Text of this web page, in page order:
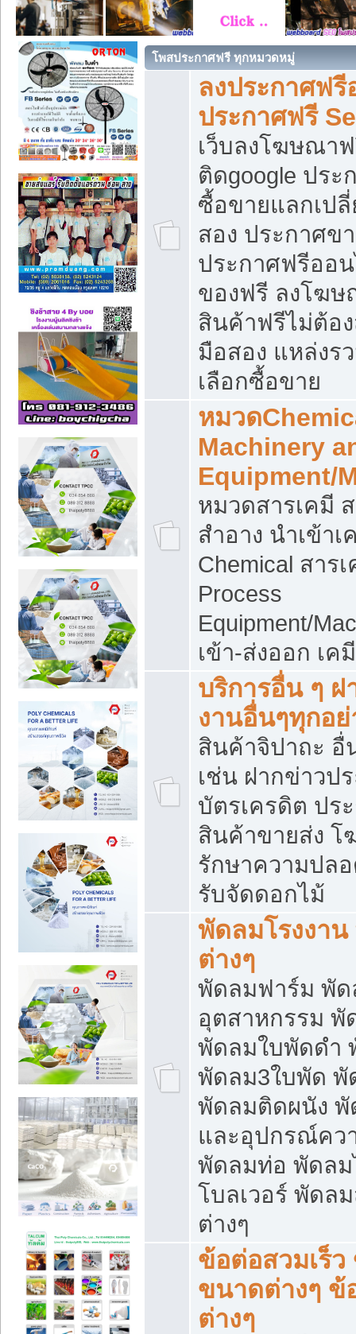
โพสประกาศฟรี ทุกหมวดหมู่
ลงประกาศฟ
ประกาศฟรี
เว็บลงโฆษณา
ติดgoogle ปร
ซื้อขายแลกเป
สอง ประกาศข
ประกาศฟรีออ
ของฟรี ลงโฆ
สินค้าฟรีไม่ต้อ
มือสอง แหล่งร
เลือกซื้อขาย
หมวด
Machinery
Equipment/
หมวดสารเคมี
สำอาง นำเข้
Chemical สาร
Process
Equipment/
เข้า-ส่งออก เ
บริการอื่น ๆ
งานอื่นๆทุกอ
สินค้าจิปาถะ อื่
เช่น ฝากข่าวป
บัตรเครดิต ปร
สินค้าขายส่ง
รักษาความปล
รับจัดดอกไม้
พัดลมโรงงา
ต่างๆ
พัดลมฟาร์ม พัด
อุตสาหกรรม
พัดลมใบพัดดำ
พัดลม3ใบพัด พั
พัดลมติดผนัง
และอุปกรณ์คว
พัดลมท่อ พัดลม
โบลเวอร์ พัดล
ต่างๆ
ข้อต่อสวมเร็
ขนาดต่างๆ ข้
ต่างๆ